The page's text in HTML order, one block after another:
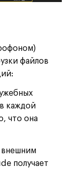
файлов
каждой
что она
получает